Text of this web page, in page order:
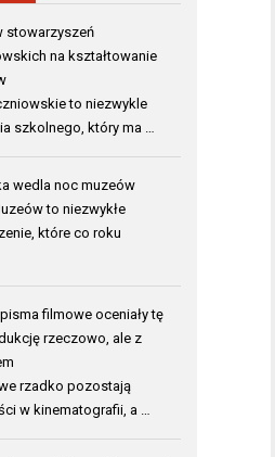
stowarzyszeń
na kształtowanie
to niezwykle
szkolnego, który ma …
wedla noc muzeów
to niezwykłe
które co roku
filmowe oceniały tę
rzeczowo, ale z
rzadko pozostają
w kinematografii, a …